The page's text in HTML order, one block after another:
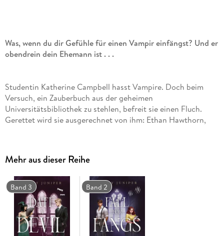
Was, wenn du dir Gefühle für einen Vampir einfängst? Und er
obendrein dein Ehemann ist . . .
Studentin Katherine Campbell hasst Vampire. Doch beim
Versuch, ein Zauberbuch aus der geheimen
Universitätsbibliothek zu stehlen, befreit sie einen Fluch.
Gerettet wird sie ausgerechnet von ihm: Ethan Hawthorn,
chronisch miesgelaunter Retter sie regelmäßig beißen -
absolut illegal seit 1899. Das Schlupfloch? Eine Heirat. Von
jetzt an muss Ethan alles mit Kat teilen. Auch sein Bett. Egal,
wie sehr Kat an seiner Selbstbeherrschung zerrt. Egal, wer
noch Interesse an ihr und dem Fluch zeigt. Fest steht, er wird
seine Frau um jeden Preis beschützen. Auch, wenn ihre Ehe
nur ein Fake ist. Oder nicht?
Mehr aus dieser Reihe
Band 3 Band 2